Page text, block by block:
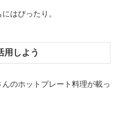
はぴったり。
用しよう
のホットプレート料理が載っ